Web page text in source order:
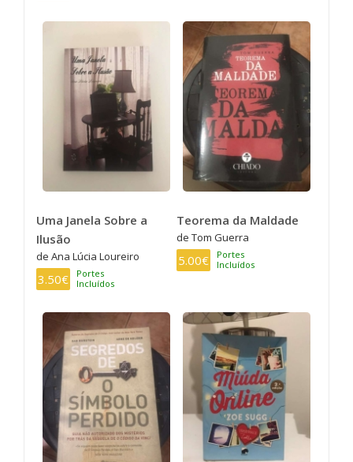
Uma Janela Sobre a
Ilusão
de Ana Lúcia Loureiro
3.50€
Portes
Incluídos
Teorema da Maldade
de Tom Guerra
5.00€
Portes
Incluídos